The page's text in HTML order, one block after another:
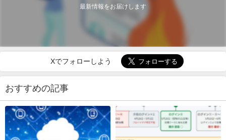
最新情報をお届けします
Xでフォローしよう
おすすめの記事